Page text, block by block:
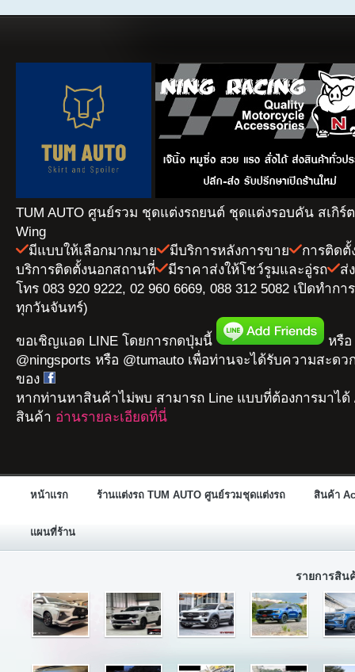
TUM AUTO ศูนย์รวม ชุดแต่งรถยนต์ ชุดแต่งรอบคัน สเกิร์
Wing
มีแบบให้เลือกมากมาย
มีบริการหลังการขาย
การติดตั้
บริการติดตั้งนอกสถานที่
มีราคาส่งให้โชว์รูมและอู่รถ
ส่
โทร 083 920 9222, 02 960 6669, 088 312 5082 เปิดทำก
ทุกวันจันทร์)
ขอเชิญแอด LINE โดยการกดปุ่มนี้
หรือ
@ningsports หรือ @tumauto เพื่อท่านจะได้รับความสะดว
ของ
หากท่านหาสินค้าไม่พบ สามารถ Line แบบที่ต้องการมาได้
สินค้า อ่านรายละเอียดที่นี่
หน้าแรก ร้านแต่งรถ TUM AUTO ศูนย์รวมชุดแต่งรถ สินค้า
แผนที่ร้าน
รายการสิน